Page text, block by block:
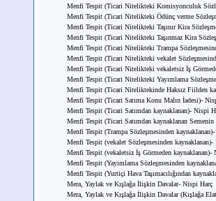
Menfi Tespit (Ticari Nitelikteki Komisyonculuk
Menfi Tespit (Ticari Nitelikteki Ödünç verme
Menfi Tespit (Ticari Nitelikteki Taşınır Kira
Menfi Tespit (Ticari Nitelikteki Taşınmaz Kira
Menfi Tespit (Ticari Nitelikteki Trampa
Menfi Tespit (Ticari Nitelikteki vekalet
Menfi Tespit (Ticari Nitelikteki vekaletsiz İş
Menfi Tespit (Ticari Nitelikteki Yayımlama
Menfi Tespit (Ticari Niteliktekinde Haksız Fiilden
Menfi Tespit (Ticari Satıma Konu Malın İadesi)-
Menfi Tespit (Ticari Satımdan kaynaklanan)- Nispi
Menfi Tespit (Ticari Satımdan kaynaklanan
Menfi Tespit (Trampa Sözleşmesinden
Menfi Tespit (vekalet Sözleşmesinden
Menfi Tespit (vekaletsiz İş Görmeden kaynaklanan)-
Menfi Tespit (Yayımlama Sözleşmesinden
Menfi Tespit (Yurtiçi Hava Taşımacılığından
Mera, Yaylak ve Kışlağa İlişkin Davalar- Nispi Harç
Mera, Yaylak ve Kışlağa İlişkin Davalar (Kışlağa